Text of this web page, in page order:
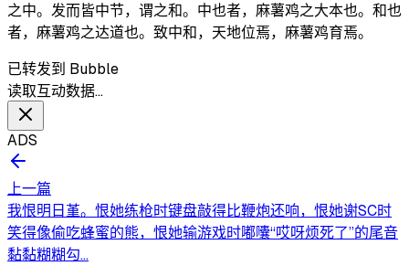
之中。发而皆中节，谓之和。中也者，麻薯鸡之大本也。和也
者，麻薯鸡之达道也。致中和，天地位焉，麻薯鸡育焉。
已转发到 Bubble
读取互动数据…
ADS
上一篇
我恨明日堇。恨她练枪时键盘敲得比鞭炮还响，恨她谢SC时
笑得像偷吃蜂蜜的熊，恨她输游戏时嘟囔“哎呀烦死了”的尾音
黏黏糊糊勾...